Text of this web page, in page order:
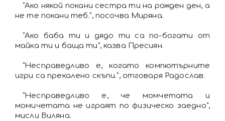
“Ако някой покани сестра ти на рожден ден, а
не те покани теб.”, посочва Миряна.
“Ако баба ти и дядо ти са по-богати от
майка ти и баща ти”, казва Пресиян.
“Несправедливо е, когато компютърните
игри са прекалено скъпи.”, отговаря Радослав.
“Несправедливо е, че момчетата и
момичетата не играят по физическо заедно”,
мисли Виляна.